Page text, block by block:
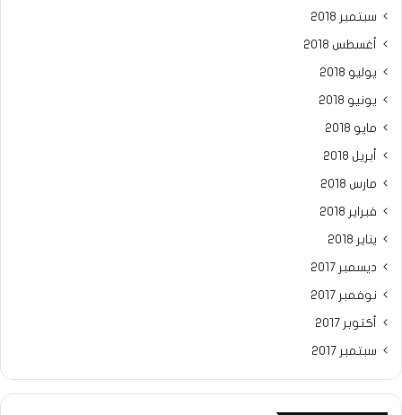
سبتمبر 2018
أغسطس 2018
يوليو 2018
يونيو 2018
مايو 2018
أبريل 2018
مارس 2018
فبراير 2018
يناير 2018
ديسمبر 2017
نوفمبر 2017
أكتوبر 2017
سبتمبر 2017